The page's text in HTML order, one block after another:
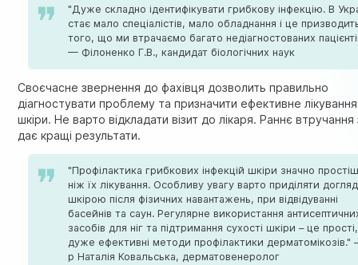
"Дуже складно ідентифікувати грибкову інфекцію. В
стає мало спеціалістів, мало обладнання і це
того, що ми втрачаємо багато недіагностованих
— Філоненко Г.В., кандидат біологічних наук
Своєчасне звернення до фахівця дозволить правильно
діагностувати проблему та призначити ефективне
шкіри. Не варто відкладати візит до лікаря. Раннє
дає кращі результати.
"Профілактика грибкових інфекцій шкіри значно
ніж їх лікування. Особливу увагу варто приділяти
шкірою після фізичних навантажень, при відвідуванні
басейнів та саун. Регулярне використання
засобів для ніг та підтримання сухості шкіри – це
дуже ефективні методи профілактики
р Наталія Ковальська, дерматовенеролог